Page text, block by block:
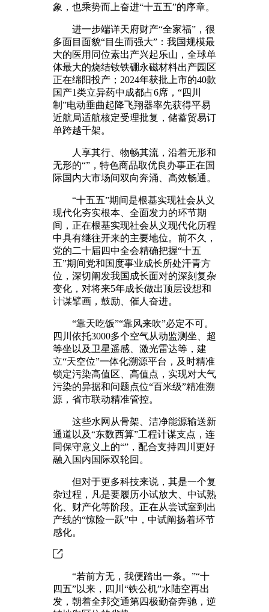
象，也乘势而上奋进“十五五”的序章。
进一步端详天府财产“全家福”，很
多面目面貌“目生而强大”：我国规模最
大的医用同位素出产兴起乐山，全球单
体最大的烧结钕铁硼永磁材料出产园区
正在绵阳投产；2024年获批上市的40款
国产1类立异药中成都占6席，“四川
制”电动垂曲起降飞翔器率先获得平易
近航局适航核定受理批复，储蓄贸易订
单跨越千架。
人享其行、物畅其流，沿着无形和
无形的“”，特色商品取优良办事正在国
际国内大市场间双向奔涌、高效畅通。
“十五五”期间是根基实现社会从义
现代化夯实根本、全面发力的环节期
间，正在根基实现社会从义现代化历程
中具有继往开来的主要地位。前不久，
党的二十届四中全会精确把握“十五
五”期间党和国度事业成长所处汗青方
位，深切阐发我国成长面对的深刻复杂
变化，对将来5年成长做出顶层设想和
计谋擘画，鼓励、催人奋进。
“靠天吃饭”“靠风来吹”必定不可。
四川依托3000多个空气从动监测坐、超
等坐以及卫星遥感、激光雷达等，建
立“天空位”一体化溯源平台，及时精准
锁定污染高值区、高值点，实现对大气
污染的异据和问题点位“百米级”精准溯
源，省市联动精准管控。
这些水网从骨架、洁净能源输送新
通道以及“东数西算”工程计谋支点，连
同保守意义上的“”，配合支持四川更好
融入国内国际双轮回。
但对于更多科技来说，其是一个复
杂过程，凡是要履历小试放大、中试熟
化、财产化等阶段。正在从尝试室到出
产线的“惊险一跃”中，中试阐扬着环节
感化。
“若前方无，我便踏出一条。”“十
四五”以来，四川“铁公机”水陆空再出
发，朝着全邦交通第四极勤奋奔驰，逆